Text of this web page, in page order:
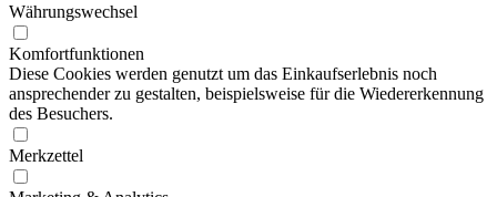
Währungswechsel
Komfortfunktionen
Diese Cookies werden genutzt um das Einkaufserlebnis noch
ansprechender zu gestalten, beispielsweise für die Wiedererkennung
des Besuchers.
Merkzettel